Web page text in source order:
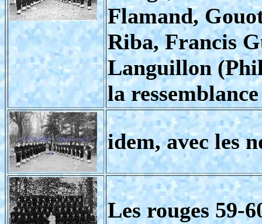
Flamand,
Riba, Francis
Languillon
la
idem, avec les
Les rouges 59-